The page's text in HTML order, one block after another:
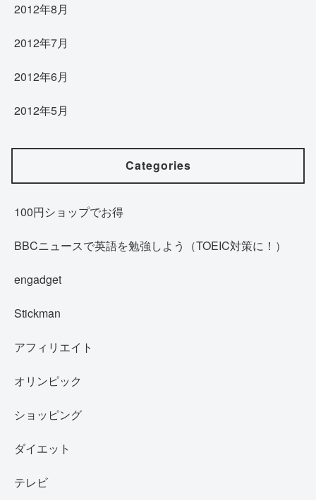
2012年8月
2012年7月
2012年6月
2012年5月
Categories
100円ショップでお得
BBCニュースで英語を勉強しよう（TOEIC対策に！）
engadget
Stickman
アフィリエイト
オリンピック
ショッピング
ダイエット
テレビ